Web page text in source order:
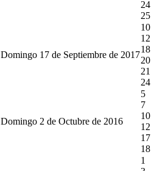
24
25
Domingo 17 de Septiembre de 2017
10
12
18
20
21
24
Domingo 2 de Octubre de 2016
5
7
10
12
17
18
1